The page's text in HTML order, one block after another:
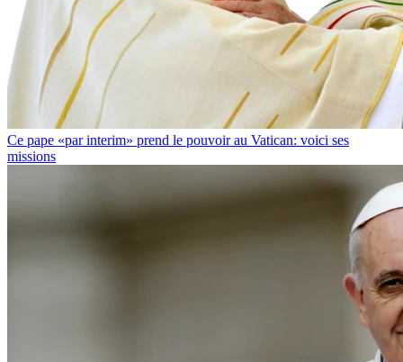
Ce pape «par interim» prend le pouvoir au Vatican: voici ses
missions